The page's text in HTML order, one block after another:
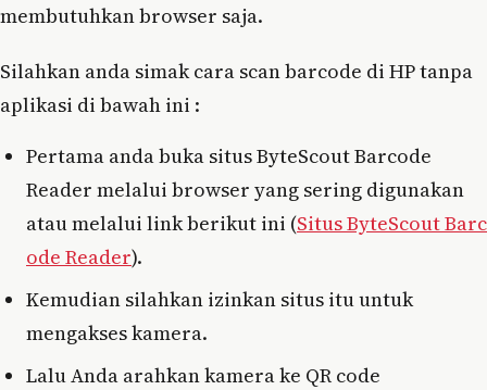
membutuhkan browser saja.
Silahkan anda simak cara scan barcode di HP tanpa
aplikasi di bawah ini :
Pertama anda buka situs ByteScout Barcode
Reader melalui browser yang sering digunakan
atau melalui link berikut ini (Situs ByteScout Barc
ode Reader).
Kemudian silahkan izinkan situs itu untuk
mengakses kamera.
Lalu Anda arahkan kamera ke QR code